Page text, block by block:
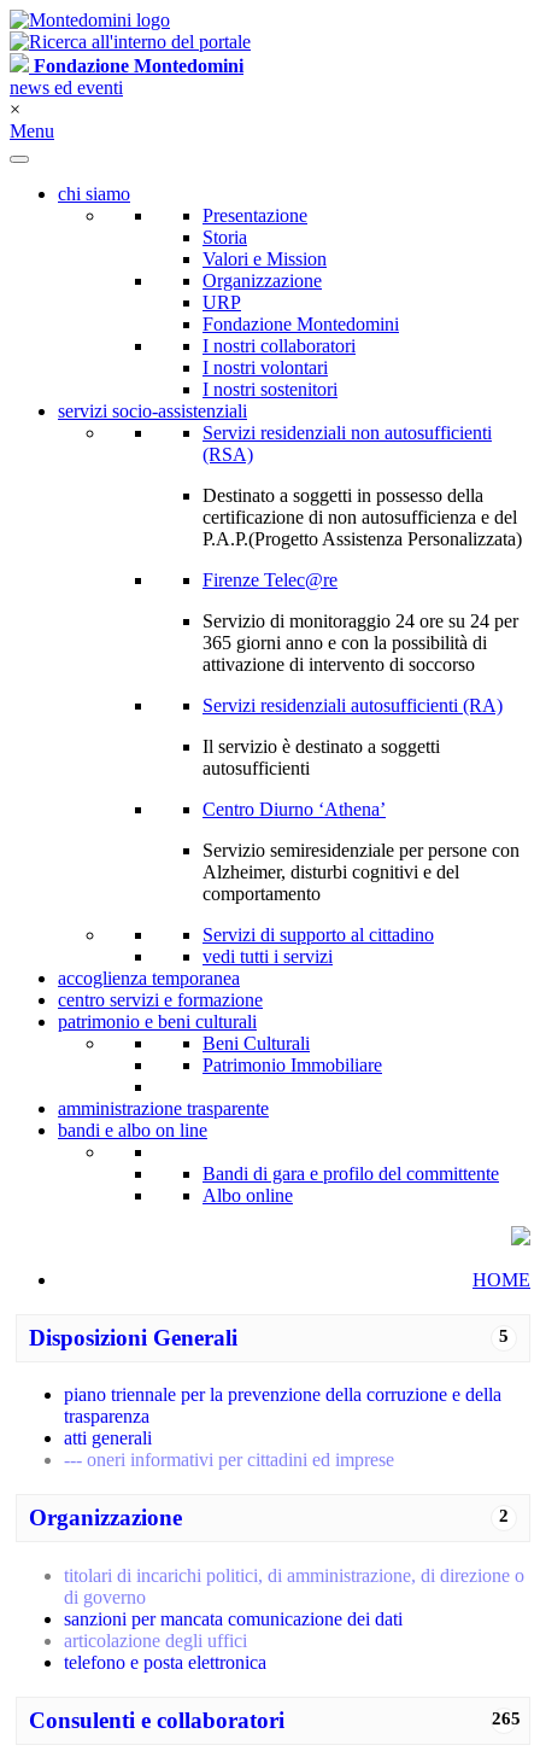
Fondazione Montedomini
news ed eventi
×
Menu
chi siamo
Presentazione
Storia
Valori e Mission
Organizzazione
URP
Fondazione Montedomini
I nostri collaboratori
I nostri volontari
I nostri sostenitori
servizi socio-assistenziali
Servizi residenziali non autosufficienti
(RSA)
Destinato a soggetti in possesso della
certificazione di non autosufficienza e del
P.A.P.(Progetto Assistenza Personalizzata)
Firenze Telec@re
Servizio di monitoraggio 24 ore su 24 per
365 giorni anno e con la possibilità di
attivazione di intervento di soccorso
Servizi residenziali autosufficienti (RA)
Il servizio è destinato a soggetti
autosufficienti
Centro Diurno ‘Athena’
Servizio semiresidenziale per persone con
Alzheimer, disturbi cognitivi e del
comportamento
Servizi di supporto al cittadino
vedi tutti i servizi
accoglienza temporanea
centro servizi e formazione
patrimonio e beni culturali
Beni Culturali
Patrimonio Immobiliare
amministrazione trasparente
bandi e albo on line
Bandi di gara e profilo del committente
Albo online
HOME
5
Disposizioni Generali
piano triennale per la prevenzione della corruzione e della
trasparenza
atti generali
--- oneri informativi per cittadini ed imprese
2
Organizzazione
titolari di incarichi politici, di amministrazione, di direzione o
di governo
sanzioni per mancata comunicazione dei dati
articolazione degli uffici
telefono e posta elettronica
265
Consulenti e collaboratori